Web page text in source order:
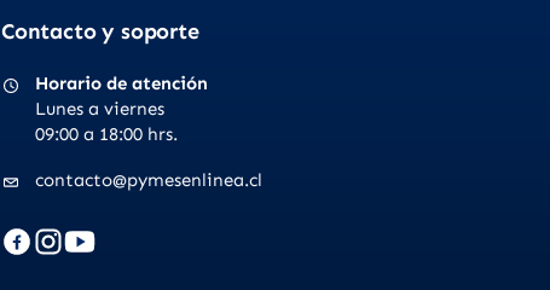
Contacto y soporte
Horario de atención
Lunes a viernes
09:00 a 18:00 hrs.
contacto@pymesenlinea.cl